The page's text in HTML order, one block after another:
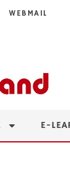
WEBMAIL
E-